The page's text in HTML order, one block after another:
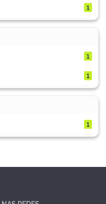
1
1
1
1